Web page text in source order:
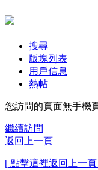
搜尋
版塊列表
用戶信息
熱帖
您訪問的頁面無手機
繼續訪問
返回上一頁
[ 點擊這裡返回上一